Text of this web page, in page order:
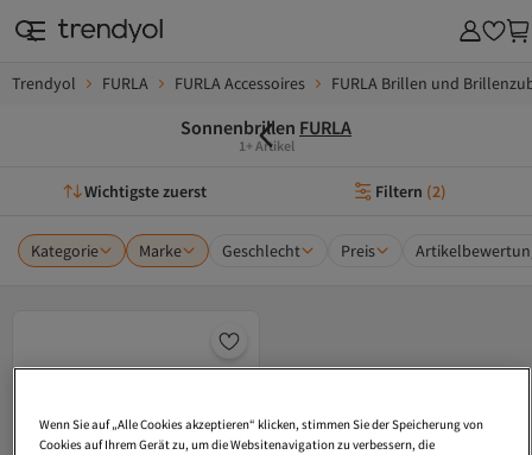
Trendyol FURLA FURLA Accessoires FURLA Brillen und
Sonnenbrillen FURLA
1+ Artikel
Wichtigste zuerst Filtern (2)
Kategorie Marke Geschlecht Preis
Wenn Sie auf „Alle Cookies akzeptieren“ klicken, stimmen Sie der Speicherung von
Cookies auf Ihrem Gerät zu, um die Websitenavigation zu verbessern, die